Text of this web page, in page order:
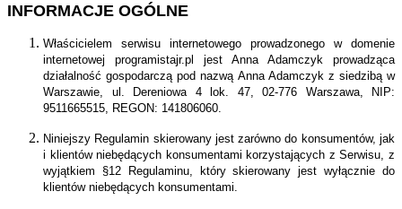
INFORMACJE OGÓLNE
Właścicielem serwisu internetowego prowadzonego w domenie
internetowej programistajr.pl jest Anna Adamczyk prowadząca
działalność gospodarczą pod nazwą Anna Adamczyk z siedzibą w
Warszawie, ul. Dereniowa 4 lok. 47, 02-776 Warszawa, NIP:
9511665515, REGON: 141806060.
Niniejszy Regulamin skierowany jest zarówno do konsumentów, jak
i klientów niebędących konsumentami korzystających z Serwisu, z
wyjątkiem §12 Regulaminu, który skierowany jest wyłącznie do
klientów niebędących konsumentami.